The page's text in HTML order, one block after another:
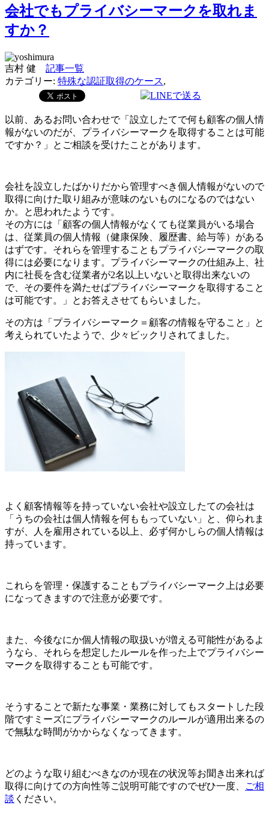
会社でもプライバシーマークを取れま
すか？
吉村 健 記事一覧
カテゴリー: 特殊な認証取得のケース,
以前、あるお問い合わせで「設立したてで何も顧客の個人情
報がないのだが、プライバシーマークを取得することは可能
ですか？」とご相談を受けたことがあります。
会社を設立したばかりだから管理すべき個人情報がないので
取得に向けた取り組みが意味のないものになるのではない
か。と思われたようです。
その方には「顧客の個人情報がなくても従業員がいる場合
は、従業員の個人情報（健康保険、履歴書、給与等）がある
はずです。それらを管理することもプライバシーマークの取
得には必要になります。プライバシーマークの仕組み上、社
内に社長を含む従業者が2名以上いないと取得出来ないの
で、その要件を満たせばプライバシーマークを取得すること
は可能です。」とお答えさせてもらいました。
その方は「プライバシーマーク＝顧客の情報を守ること」と
考えられていたようで、少々ビックリされてました。
よく顧客情報等を持っていない会社や設立したての会社は
「うちの会社は個人情報を何ももっていない」と、仰られま
すが、人を雇用されている以上、必ず何かしらの個人情報は
持っています。
これらを管理・保護することもプライバシーマーク上は必要
になってきますので注意が必要です。
また、今後なにか個人情報の取扱いが増える可能性があるよ
うなら、それらを想定したルールを作った上でプライバシー
マークを取得することも可能です。
そうすることで新たな事業・業務に対してもスタートした段
階ですミーズにプライバシーマークのルールが適用出来るの
で無駄な時間がかからなくなってきます。
どのような取り組むべきなのか現在の状況等お聞き出来れば
取得に向けての方向性等ご説明可能ですのでぜひ一度、
ご相
談 ください。